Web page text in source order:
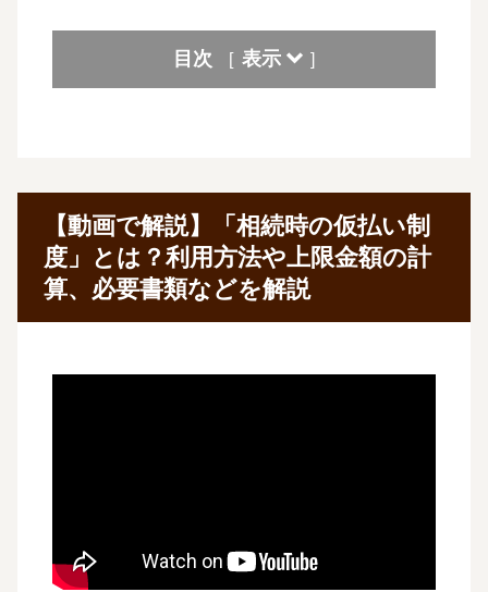
目次 [ 表示 ]
【動画で解説】「相続時の仮払い制
度」とは？利用方法や上限金額の計
算、必要書類などを解説